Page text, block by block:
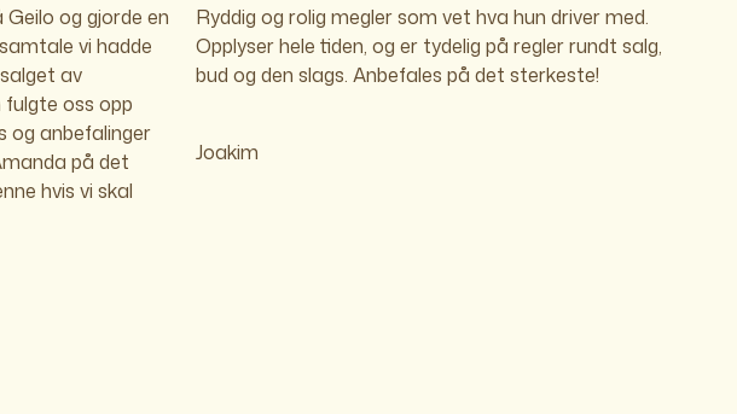
og gjorde en
vi hadde
av
fulgte oss opp
og anbefalinger
på det
hvis vi skal
Ryddig og rolig megler som vet hva hun driver med.
Opplyser hele tiden, og er tydelig på regler rundt salg,
bud og den slags. Anbefales på det sterkeste!
Joakim